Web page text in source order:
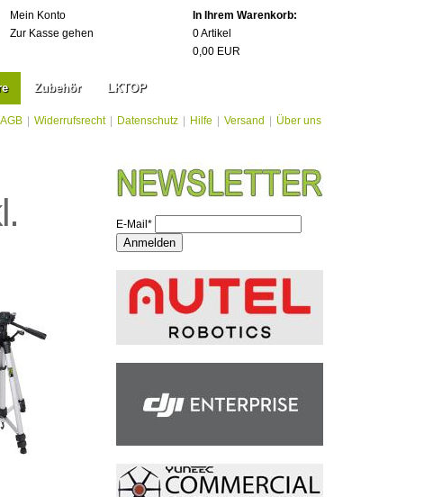
Mein Konto
Zur Kasse gehen
In Ihrem Warenkorb:
0Artikel
0,00 EUR
Zubehör LKTOP
AGB Widerrufsrecht Datenschutz Hilfe Versand Über uns
E-Mail*
Anmelden